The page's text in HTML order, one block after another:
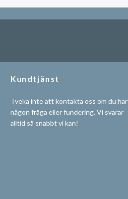
Kundtjänst
Tveka inte att kontakta oss om du har
någon fråga eller fundering. Vi svarar
alltid så snabbt vi kan!